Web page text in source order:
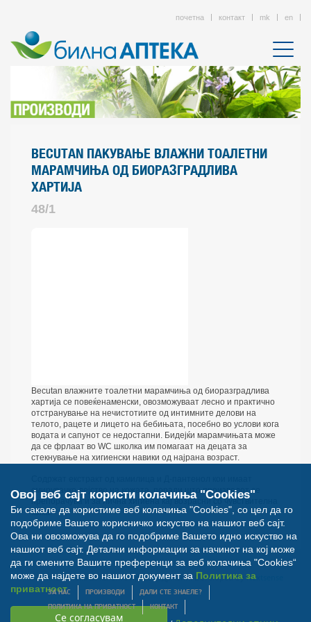
Овој веб сајт користи колачиња "Cookies"
Би сакале да користиме веб колачиња "Cookies", со цел да го
подобриме Вашето корисничко искуство на нашиот веб сајт.
Ова ни овозможува да го подобриме Вашето идно искуство на
нашиот веб сајт. Детални информации за начинот на кој може
да ги смените Вашите преференци за веб колачиња "Cookies“
може да најдете во нашиот документ за Политика за
приватност
почетна контакт mk en
BECUTAN ПАКУВАЊЕ ВЛАЖНИ ТОАЛЕТНИ
МАРАМЧИЊА ОД БИОРАЗГРАДЛИВА
ХАРТИЈА
48/1
Becutan влажните тоалетни марамчиња од биоразградлива
хартија се повеќенаменски, овозможуваат лесно и практично
отстранување на нечистотиите од интимните делови на
телото, рацете и лицето на бебињата, посебно во услови кога
водата и сапунот се недостапни. Бидејќи марамчињата може
да се фрлаат во WC школка им помагаат на децата за
стекнување на хигиенски навики од најрана возраст.
смирувачко дејство на кожата, поради што производот се
препорачува и за лична хигиена кај возрасни со чувствителна
кожа.
© Билна Аптека 2012. Сите права задржани. Developed byNextsense
ЗА НАС ПРОИЗВОДИ
ДАЛИ СТЕ ЗНАЕЛЕ?
ПОЛИТИКА НА ПРИВАТНОСТ
КОНТАКТ